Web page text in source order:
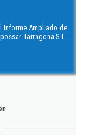
Informe Ampliado de
Tarragona S L